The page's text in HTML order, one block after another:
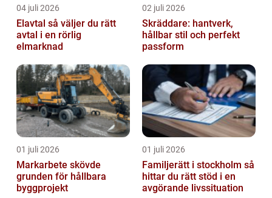
04 juli 2026
Elavtal så väljer du rätt
avtal i en rörlig
elmarknad
02 juli 2026
Skräddare: hantverk,
hållbar stil och perfekt
passform
01 juli 2026
Markarbete skövde
grunden för hållbara
byggprojekt
01 juli 2026
Familjerätt i stockholm så
hittar du rätt stöd i en
avgörande livssituation